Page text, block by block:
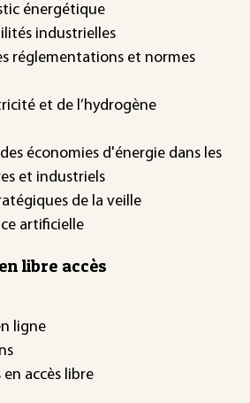
énergétique
industrielles
réglementations et normes
et de l’hydrogène
économies d'énergie dans les
et industriels
de la veille
artificielle
libre accès
ligne
accès libre